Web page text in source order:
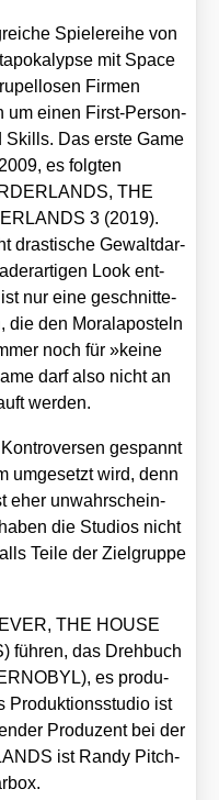
Spie­le­rei­he von
mit Space
Fir­men
um einen First-Per­son-
Skills. Das ers­te Game
es folg­ten
THE
3 (2019).
dras­ti­sche Gewalt­dar­
Look ent­
nur eine geschnit­te­
die den Moral­apos­teln
noch für »kei­ne
darf also nicht an
wer­den.
gespannt
umge­setzt wird, denn
eher unwahr­schein­
die Stu­di­os nicht
Tei­le der Ziel­grup­pe
THE HOUSE
füh­ren, das Dreh­buch
es pro­du­
Pro­duk­ti­ons­stu­dio ist
Pro­du­zent bei der
ist Ran­dy Pitch­